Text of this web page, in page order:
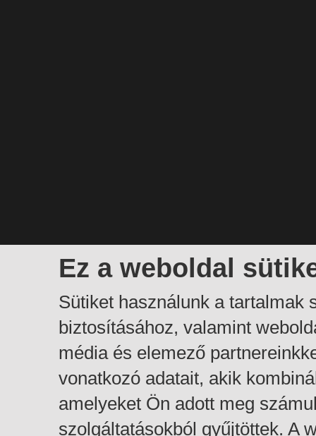
Ez a weboldal
Sütiket használunk a tartalmak
biztosításához, valamint
média és elemező
vonatkozó adatait, akik
amelyeket Ön adott meg
szolgáltatásokból gyűjtöttek. A